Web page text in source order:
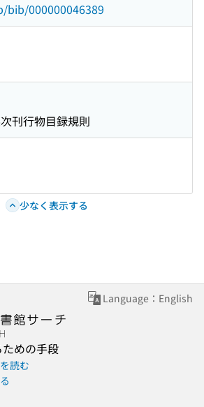
000000046389
刊行物目録規則
少なく表示する
Language：English
めの手段
読む